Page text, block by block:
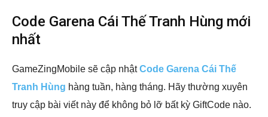
Code Garena Cái Thế Tranh Hùng mới
nhất
GameZingMobile sẽ cập nhậtCode Garena Cái Thế
Tranh Hùng hàng tuần, hàng tháng. Hãy thường xuyên
truy cập bài viết này để không bỏ lỡ bất kỳ GiftCode nào.